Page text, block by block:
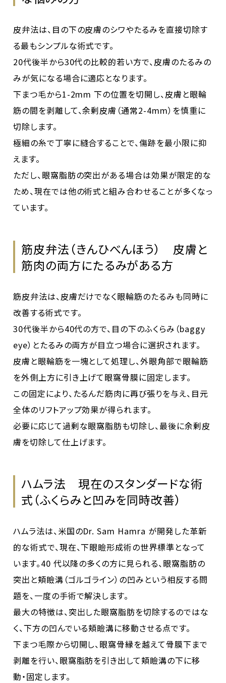
皮弁法は、目の下の皮膚のシワやたるみを直接切除す
る最もシンプルな術式です。
20代後半から30代の比較的若い方で、皮膚のたるみの
みが気になる場合に適応となります。
下まつ毛から1-2mm 下の位置を切開し、皮膚と眼輪
筋の間を剥離して、余剰皮膚（通常2-4mm）を慎重に
切除します。
極細の糸で丁寧に縫合することで、傷跡を最小限に抑
えます。
ただし、眼窩脂肪の突出がある場合は効果が限定的な
ため、現在では他の術式と組み合わせることが多くなっ
ています。
筋皮弁法（きんひべんほう） 皮膚と
筋肉の両方にたるみがある方
筋皮弁法は、皮膚だけでなく眼輪筋のたるみも同時に
改善する術式です。
30代後半から40代の方で、目の下のふくらみ（baggy
eye）とたるみの両方が目立つ場合に選択されます。
皮膚と眼輪筋を一塊として処理し、外眼角部で眼輪筋
を外側上方に引き上げて眼窩骨膜に固定します。
この固定により、たるんだ筋肉に再び張りを与え、目元
全体のリフトアップ効果が得られます。
必要に応じて過剰な眼窩脂肪も切除し、最後に余剰皮
膚を切除して仕上げます。
ハムラ法 現在のスタンダードな術
式（ふくらみと凹みを同時改善）
ハムラ法は、米国のDr. Sam Hamra が開発した革新
的な術式で、現在、下眼瞼形成術の世界標準となって
います。40 代以降の多くの方に見られる、眼窩脂肪の
突出と頬瞼溝（ゴルゴライン）の凹みという相反する問
題を、一度の手術で解決します。
最大の特徴は、突出した眼窩脂肪を切除するのではな
く、下方の凹んでいる頬瞼溝に移動させる点です。
下まつ毛際から切開し、眼窩骨縁を越えて骨膜下まで
剥離を行い、眼窩脂肪を引き出して頬瞼溝の下に移
動・固定します。